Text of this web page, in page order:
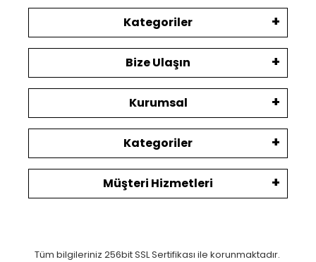
Kategoriler
Bize Ulaşın
Kurumsal
Kategoriler
Müşteri Hizmetleri
Tüm bilgileriniz 256bit SSL Sertifikası ile korunmaktadır.